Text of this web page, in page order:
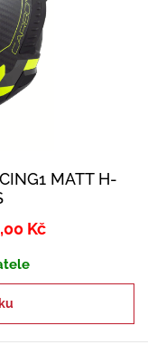
MATT H-
Kč